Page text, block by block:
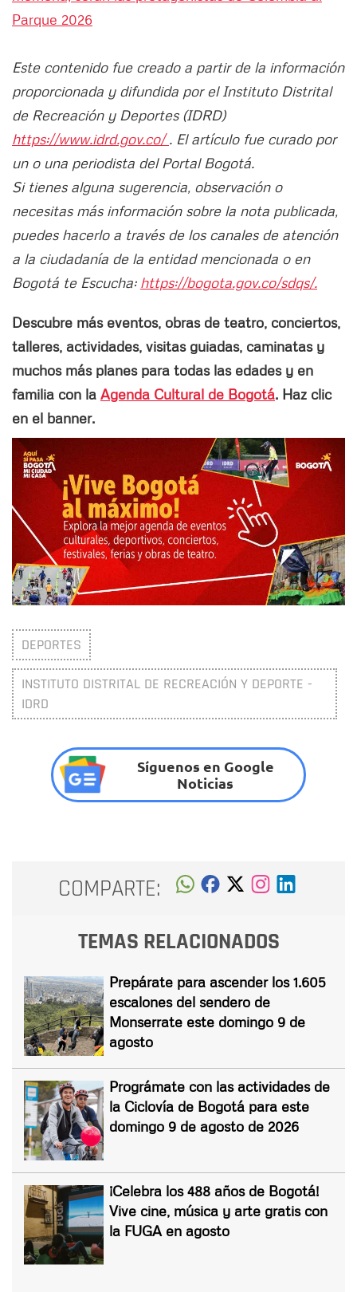
Parque 2026
Este contenido fue creado a partir de la información
proporcionada y difundida por el Instituto Distrital
de Recreación y Deportes (IDRD)
https://www.idrd.gov.co/. El artículo fue curado por
un o una periodista del Portal Bogotá.
Si tienes alguna sugerencia, observación o
necesitas más información sobre la nota publicada,
puedes hacerlo a través de los canales de atención
a la ciudadanía de la entidad mencionada o en
Bogotá te Escucha: https://bogota.gov.co/sdqs/.
Descubre más eventos, obras de teatro, conciertos,
talleres, actividades, visitas guiadas, caminatas y
muchos más planes para todas las edades y en
familia con la Agenda Cultural de Bogotá. Haz clic
en el banner.
DEPORTES
INSTITUTO DISTRITAL DE RECREACIÓN Y DEPORTE -
IDRD
Síguenos en Google
Noticias
COMPARTE:
TEMAS RELACIONADOS
Prepárate para ascender los 1.605
escalones del sendero de
Monserrate este domingo 9 de
agosto
Prográmate con las actividades de
la Ciclovía de Bogotá para este
domingo 9 de agosto de 2026
¡Celebra los 488 años de Bogotá!
Vive cine, música y arte gratis con
la FUGA en agosto